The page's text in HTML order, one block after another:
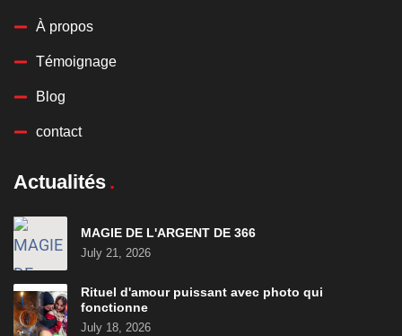
À propos
Témoignage
Blog
contact
Actualités
MAGIE DE L'ARGENT DE 366
July 21, 2026
Rituel d'amour puissant avec photo qui
fonctionne
July 18, 2026